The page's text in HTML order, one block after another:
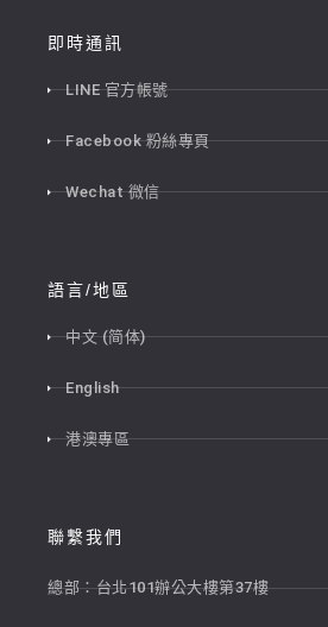
即時通訊
LINE 官方帳號
Facebook 粉絲專頁
Wechat 微信
語言/地區
中文 (简体)
English
港澳專區
聯繫我們
總部：台北101辦公大樓第37樓